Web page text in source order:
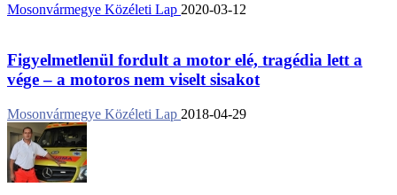
Mosonvármegye Közéleti Lap 2020-03-12
Figyelmetlenül fordult a motor elé, tragédia lett a
vége – a motoros nem viselt sisakot
Mosonvármegye Közéleti Lap 2018-04-29